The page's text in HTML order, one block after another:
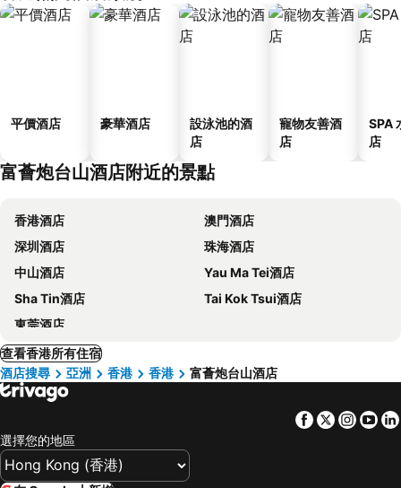
平價酒店 豪華酒店
設泳池的酒
店
寵物友善酒
店
SPA
店
富薈炮台山酒店附近的景點
香港酒店
澳門酒店
深圳酒店
珠海酒店
中山酒店
Yau Ma Tei酒店
Sha Tin酒店
Tai Kok Tsui酒店
東莞酒店
查看香港所有住宿
酒店搜尋
亞洲 香港 香港 富薈炮台山酒店
Facebook
Twitter
選擇您的地區